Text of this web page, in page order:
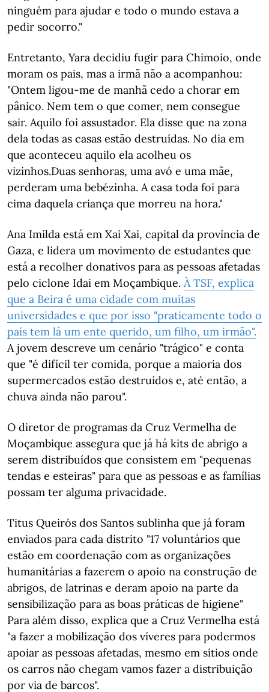
ninguém para ajudar e todo o mundo estava a
pedir socorro."
Entretanto, Yara decidiu fugir para Chimoio, onde
moram os pais, mas a irmã não a acompanhou:
"Ontem ligou-me de manhã cedo a chorar em
pânico. Nem tem o que comer, nem consegue
sair. Aquilo foi assustador. Ela disse que na zona
dela todas as casas estão destruídas. No dia em
que aconteceu aquilo ela acolheu os
vizinhos.Duas senhoras, uma avó e uma mãe,
perderam uma bebézinha. A casa toda foi para
cima daquela criança que morreu na hora."
Ana Imilda está em Xai Xai, capital da província de
Gaza, e lidera um movimento de estudantes que
está a recolher donativos para as pessoas afetadas
pelo ciclone Idai em Moçambique. À TSF, explica
que a Beira é uma cidade com muitas
universidades e que por isso "praticamente todo o
país tem lá um ente querido, um filho, um irmão".
A jovem descreve um cenário "trágico" e conta
que "é difícil ter comida, porque a maioria dos
supermercados estão destruídos e, até então, a
chuva ainda não parou".
O diretor de programas da Cruz Vermelha de
Moçambique assegura que já há kits de abrigo a
serem distribuídos que consistem em "pequenas
tendas e esteiras" para que as pessoas e as famílias
possam ter alguma privacidade.
Titus Queirós dos Santos sublinha que já foram
enviados para cada distrito "17 voluntários que
estão em coordenação com as organizações
humanitárias a fazerem o apoio na construção de
abrigos, de latrinas e deram apoio na parte da
sensibilização para as boas práticas de higiene"
Para além disso, explica que a Cruz Vermelha está
"a fazer a mobilização dos víveres para podermos
apoiar as pessoas afetadas, mesmo em sítios onde
os carros não chegam vamos fazer a distribuição
por via de barcos".